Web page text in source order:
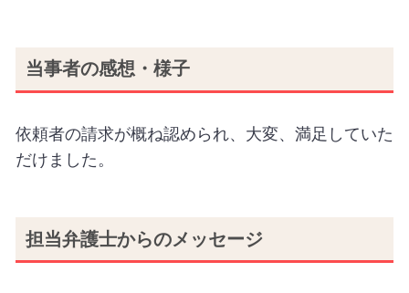
当事者の感想・様子
依頼者の請求が概ね認められ、大変、満足していた
だけました。
担当弁護士からのメッセージ